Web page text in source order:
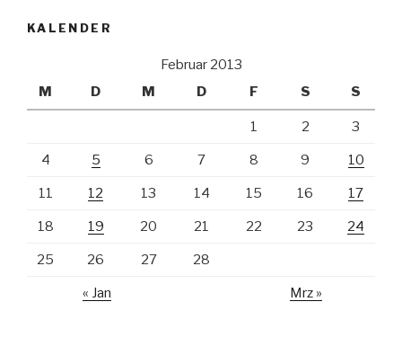
KALENDER
Februar 2013
M
D M D F S S
1 2 3
4 5 6 7 8 9 10
11 12 13 14 15 16 17
18 19 20 21 22 23 24
25 26 27 28
« Jan Mrz »